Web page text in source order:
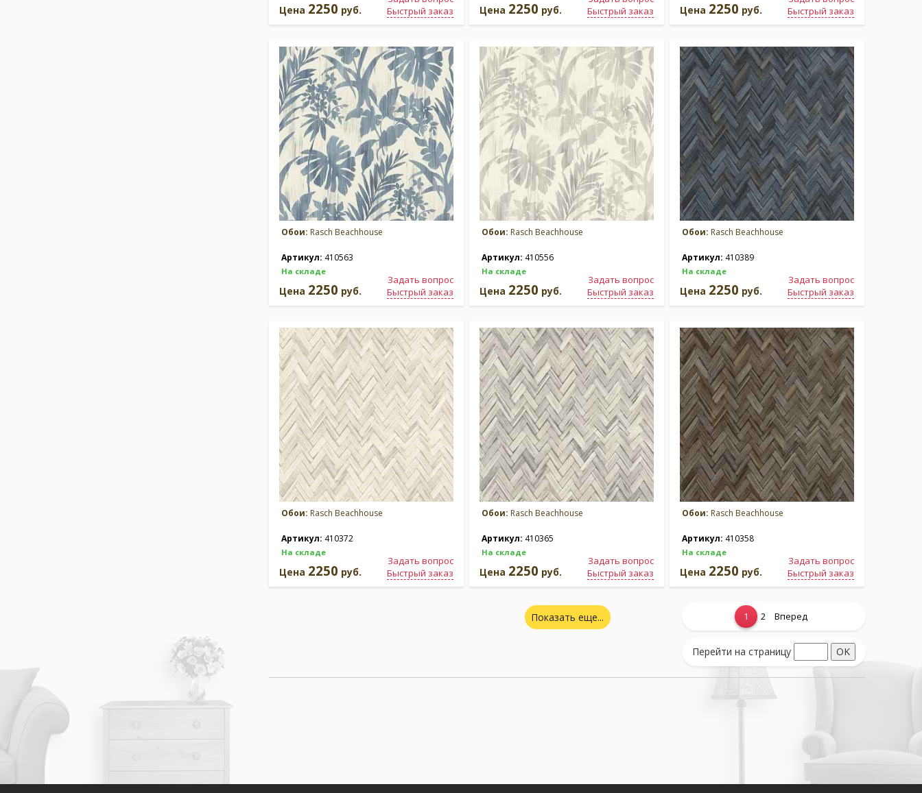
Быстрый заказ
Цена 2250 руб.
Быстрый заказ
Цена 2250 руб.
Быстрый заказ
Цена 2250 руб.
Обои: Rasch Beachhouse
Артикул: 410563
На складе
Задать вопрос
Быстрый заказ
Цена 2250 руб.
Обои: Rasch Beachhouse
Артикул: 410556
На складе
Задать вопрос
Быстрый заказ
Цена 2250 руб.
Обои: Rasch Beachhouse
Артикул: 410389
На складе
Задать вопрос
Быстрый заказ
Цена 2250 руб.
Обои: Rasch Beachhouse
Артикул: 410372
На складе
Задать вопрос
Быстрый заказ
Цена 2250 руб.
Обои: Rasch Beachhouse
Артикул: 410365
На складе
Задать вопрос
Быстрый заказ
Цена 2250 руб.
Обои: Rasch Beachhouse
Артикул: 410358
На складе
Задать вопрос
Быстрый заказ
Цена 2250 руб.
Показать еще... 1 2 Вперед
Перейти на страницу